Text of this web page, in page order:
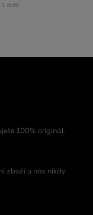
další
100% originál.
zboží u nás nikdy